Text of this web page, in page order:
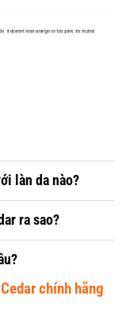
làn da nào?
ra sao?
chính hãng